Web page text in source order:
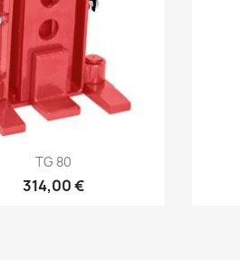
Anteprima
TG 80
314,00 €